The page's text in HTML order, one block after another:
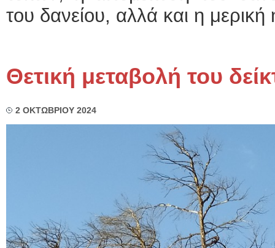
του δανείου, αλλά και η
Θετική μεταβολή του
2 ΟΚΤΩΒΡΙΟΥ 2024